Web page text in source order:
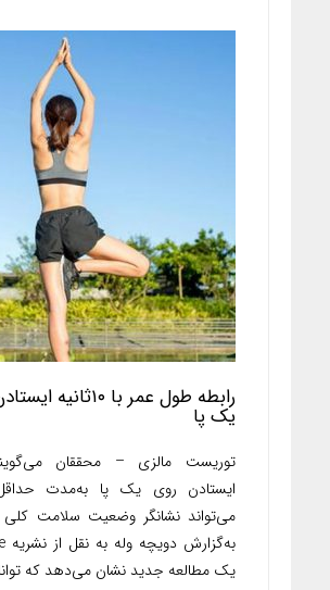
رابطه طول عمر با
یک پا
توریست مالزی – محققان
می‌تواند نشانگر وضعیت سلامت کلی
یک مطالعه جدید نشان می‌دهد که